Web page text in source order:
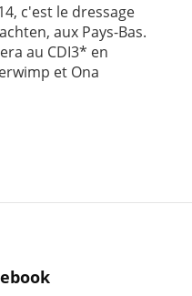
c'est le dressage
aux Pays-Bas.
au CDI3* en
et Ona